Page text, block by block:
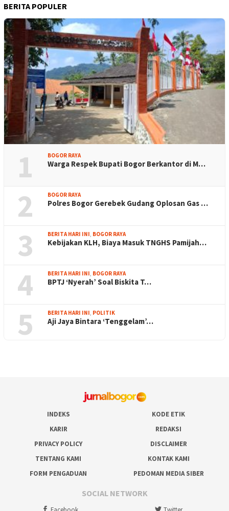
BERITA POPULER
1 BOGOR RAYA
Warga Respek Bupati Bogor Berkantor di M…
2 BOGOR RAYA
Polres Bogor Gerebek Gudang Oplosan Gas …
3 BERITA HARI INI BOGOR RAYA
Kebijakan KLH, Biaya Masuk TNGHS Pamijah…
4 BERITA HARI INI BOGOR RAYA
BPTJ ‘Nyerah’ Soal Biskita T…
5 BERITA HARI INI POLITIK
Aji Jaya Bintara ‘Tenggelam’…
INDEKS
KODE ETIK
KARIR
REDAKSI
PRIVACY POLICY
DISCLAIMER
TENTANG KAMI
KONTAK KAMI
FORM PENGADUAN
PEDOMAN MEDIA SIBER
SOCIAL NETWORK